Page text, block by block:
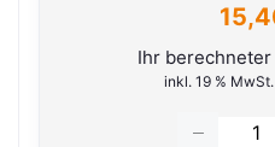
Ihr berechneter
inkl. 19 %